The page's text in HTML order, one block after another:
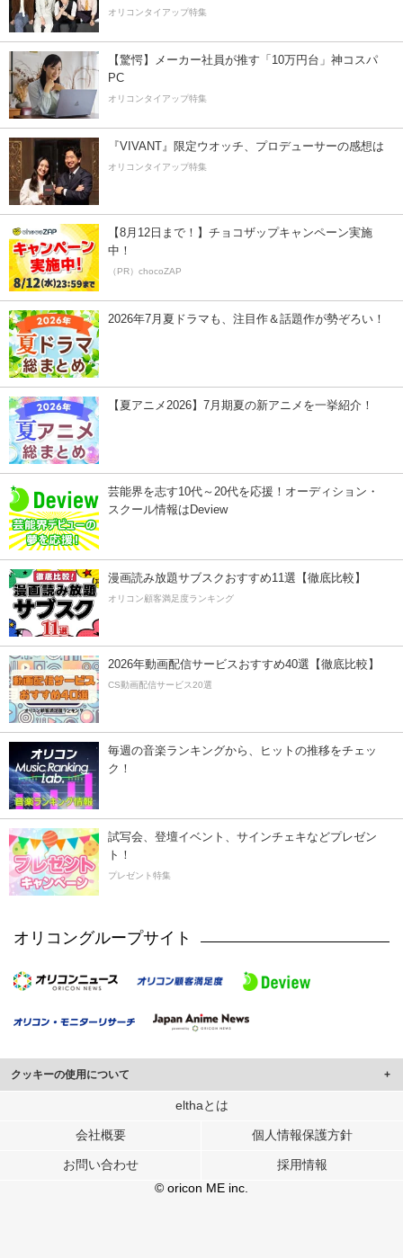
オリコンタイアップ特集
【驚愕】メーカー社員が推す「10万円台」神コスパ
PC
オリコンタイアップ特集
『VIVANT』限定ウオッチ、プロデューサーの感想は
オリコンタイアップ特集
【8月12日まで！】チョコザップキャンペーン実施
中！
（PR）chocoZAP
2026年7月夏ドラマも、注目作＆話題作が勢ぞろい！
【夏アニメ2026】7月期夏の新アニメを一挙紹介！
芸能界を志す10代～20代を応援！オーディション・
スクール情報はDeview
漫画読み放題サブスクおすすめ11選【徹底比較】
オリコン顧客満足度ランキング
2026年動画配信サービスおすすめ40選【徹底比較】
CS動画配信サービス20選
毎週の音楽ランキングから、ヒットの推移をチェッ
ク！
試写会、登壇イベント、サインチェキなどプレゼン
ト！
プレゼント特集
オリコングループサイト
クッキーの使用について
このサイトでは Cookie を使用して、ユーザーに合わせたコンテンツや広告の
行っています。
メディアや広告配信、データ解析の各パートナーに提供しています。
各パートナーは、この情報とユーザーが各パートナーに提供した他の情報や、
ユーザーが各パートナーのサービスを使用したときに収集した他の情報を組み
elthaとは
会社概要 個人情報保護方針
お問い合わせ
採用情報
© oricon ME inc.